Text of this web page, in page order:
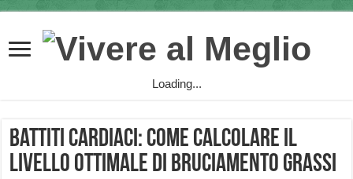
Loading...
Battiti cardiaci: come calcolare il
livello ottimale di bruciamento grassi